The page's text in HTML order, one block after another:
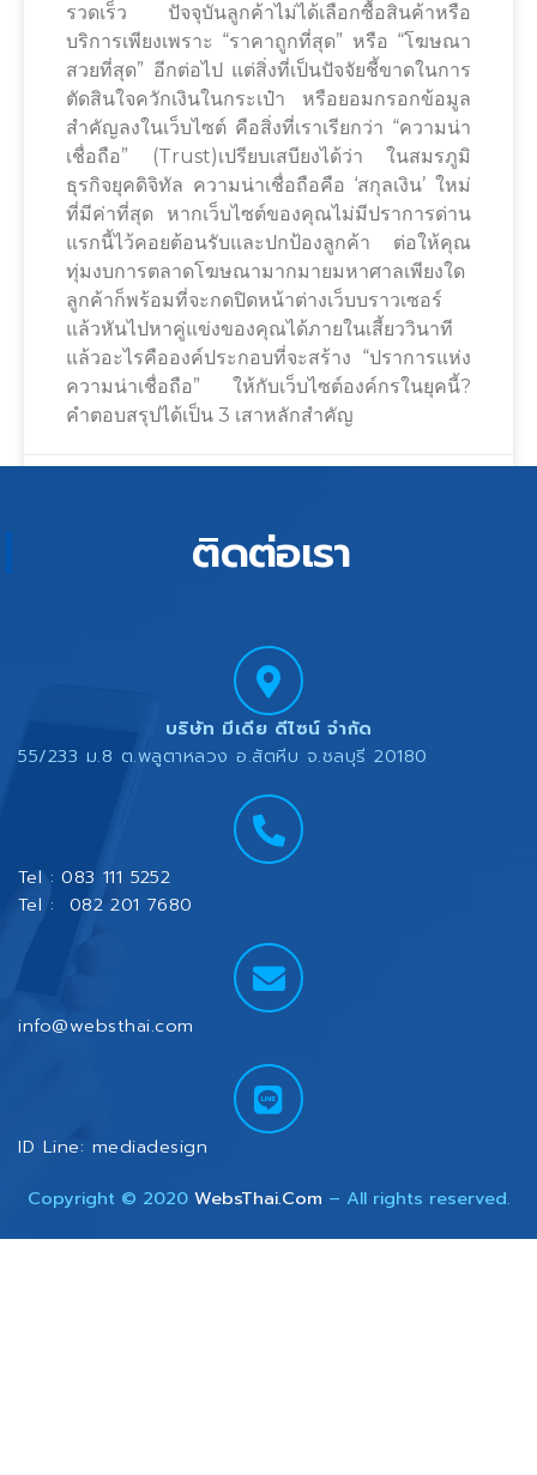
รวดเร็ว ปัจจุบันลูกค้าไม่ได้เลือกซื้อสินค้าหรือ
บริการเพียงเพราะ “ราคาถูกที่สุด” หรือ “โฆษณา
สวยที่สุด” อีกต่อไป แต่สิ่งที่เป็นปัจจัยชี้ขาดในการ
ตัดสินใจควักเงินในกระเป๋า หรือยอมกรอกข้อมูล
สำคัญลงในเว็บไซต์ คือสิ่งที่เราเรียกว่า “ความน่า
เชื่อถือ” (Trust)เปรียบเสบียงได้ว่า ในสมรภูมิ
ธุรกิจยุคดิจิทัล ความน่าเชื่อถือคือ ‘สกุลเงิน’ ใหม่
ที่มีค่าที่สุด หากเว็บไซต์ของคุณไม่มีปราการด่าน
แรกนี้ไว้คอยต้อนรับและปกป้องลูกค้า ต่อให้คุณ
ทุ่มงบการตลาดโฆษณามากมายมหาศาลเพียงใด
ลูกค้าก็พร้อมที่จะกดปิดหน้าต่างเว็บบราวเซอร์
แล้วหันไปหาคู่แข่งของคุณได้ภายในเสี้ยววินาที
แล้วอะไรคือองค์ประกอบที่จะสร้าง “ปราการแห่ง
ความน่าเชื่อถือ” ให้กับเว็บไซต์องค์กรในยุคนี้?
คำตอบสรุปได้เป็น 3 เสาหลักสำคัญ
ติดต่อเรา
บริษัท มีเดีย ดีไซน์ จำกัด
55/233 ม.8 ต.พลูตาหลวง อ.สัตหีบ จ.ชลบุรี 20180
Tel : 083 111 5252
Tel : 082 201 7680
info@websthai.com
ID Line: mediadesign
Copyright © 2020 WebsThai.Com – All rights reserved.